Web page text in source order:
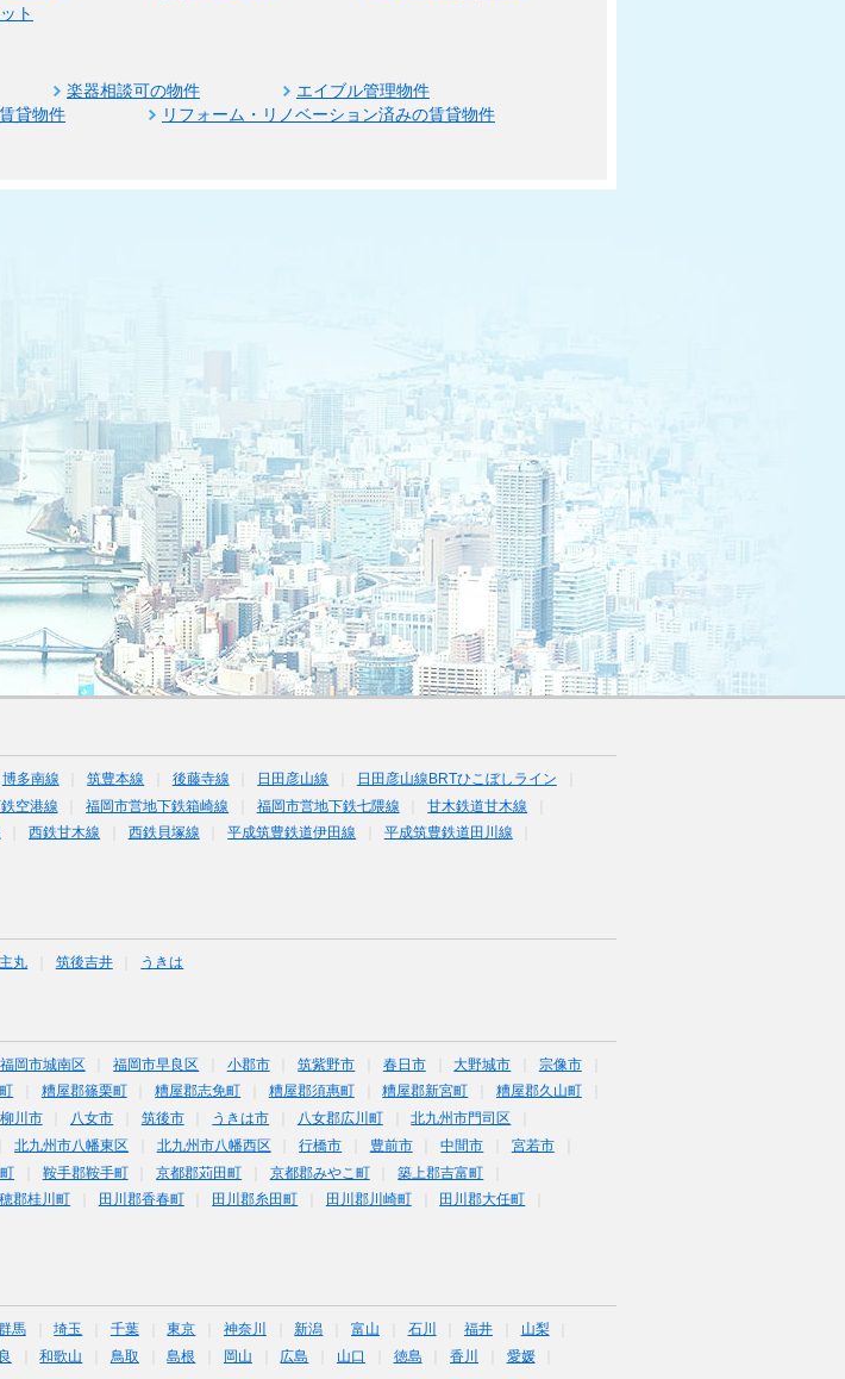
ト
楽器相談可の物件
エイブル管理物件
貸物件 リフォーム・リノベーション済みの賃貸物件
博多南線 筑豊本線 後藤寺線 日田彦山線
日田彦山線BRTひこぼしライン
空港線 福岡市営地下鉄箱崎線 福岡市営地下鉄七隈線
甘木鉄道甘木線
西鉄甘木線 西鉄貝塚線 平成筑豊鉄道伊田線
平成筑豊鉄道田川線
丸 筑後吉井 うきは
福岡市城南区 福岡市早良区 小郡市 筑紫野市 春日市 大野城市
宗像市
糟屋郡篠栗町 糟屋郡志免町 糟屋郡須惠町 糟屋郡新宮町
糟屋郡久山町
柳川市 八女市 筑後市 うきは市 八女郡広川町
北九州市門司区
北九州市八幡東区 北九州市八幡西区 行橋市 豊前市 中間市
宮若市
鞍手郡鞍手町 京都郡苅田町 京都郡みやこ町
築上郡吉富町
郡桂川町 田川郡香春町 田川郡糸田町 田川郡川崎町
田川郡大任町
馬 埼玉 千葉 東京 神奈川 新潟 富山 石川 福井
山梨
和歌山 鳥取 島根 岡山 広島 山口 徳島 香川
愛媛